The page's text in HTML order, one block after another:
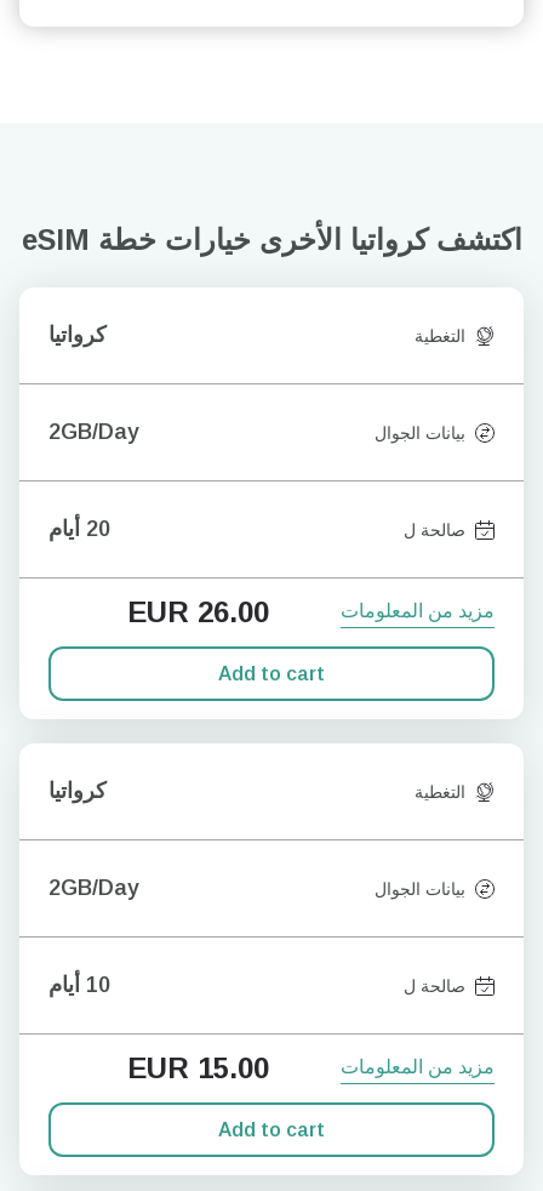
اكتشف كرواتيا الأخرى خيارات خطة eSIM
التغطية كرواتيا
بيانات الجوال 2GB/Day
صالحة ل 20 أيام
مزيد من المعلومات EUR 26.00
Add to cart
التغطية كرواتيا
بيانات الجوال 2GB/Day
صالحة ل 10 أيام
مزيد من المعلومات EUR 15.00
Add to cart